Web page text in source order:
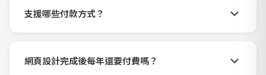
支援哪些付款方式？
網頁設計完成後每年還要付費嗎？